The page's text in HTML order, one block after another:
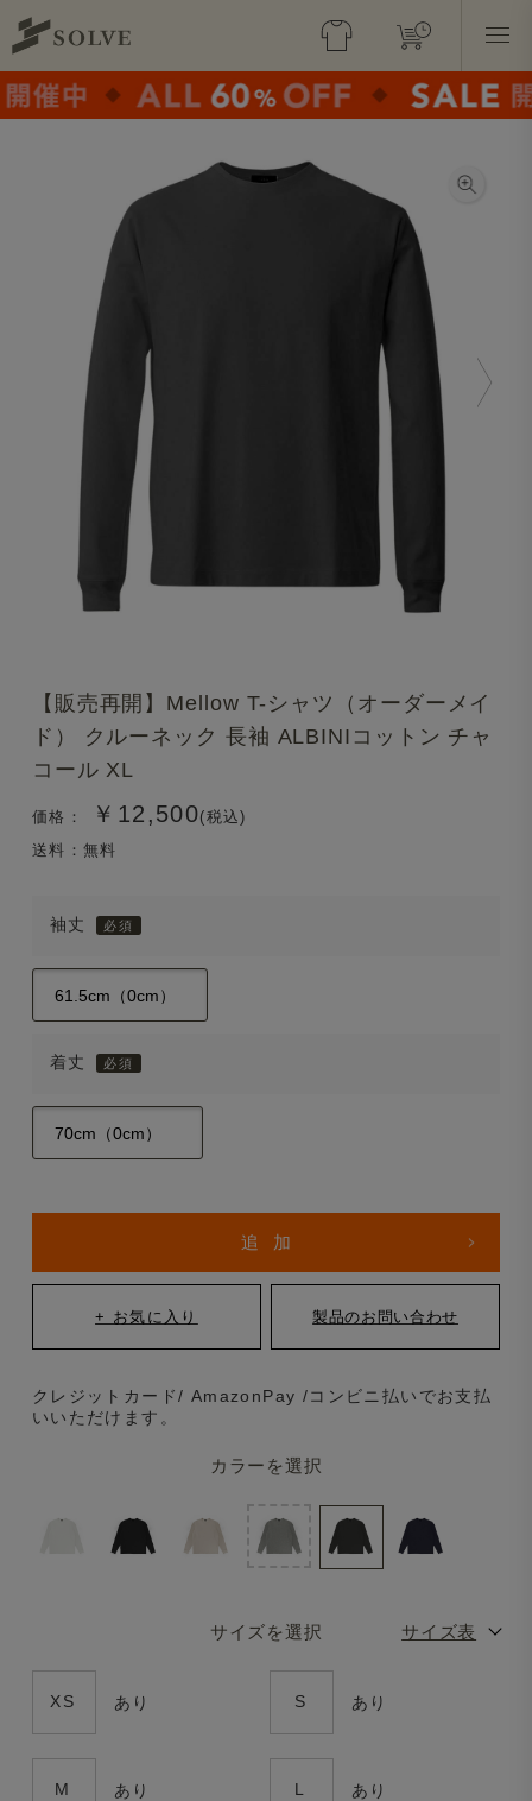
【販売再開】Mellow T-シャツ（オーダーメイ
ド） クルーネック 長袖 ALBINIコットン チャ
コール XL
価格： ￥12,500(税込)
送料：無料
袖丈
着丈
カラーを選択
サイズを選択 サイズ表
XS あり S あり
M あり L あり
クレジットカード/ AmazonPay /コンビニ払いでお支払
いいただけます。